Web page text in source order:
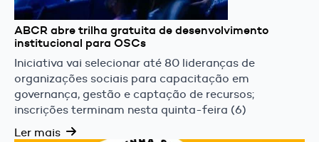
ABCR abre trilha gratuita de desenvolvimento
institucional para OSCs
Iniciativa vai selecionar até 80 lideranças de
organizações sociais para capacitação em
governança, gestão e captação de recursos;
inscrições terminam nesta quinta-feira (6)
Ler mais